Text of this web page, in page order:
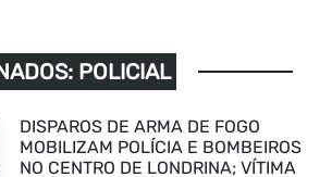
POLICIAL
DISPAROS DE ARMA DE FOGO
MOBILIZAM POLÍCIA E BOMBEIROS
NO CENTRO DE LONDRINA; VÍTIMA